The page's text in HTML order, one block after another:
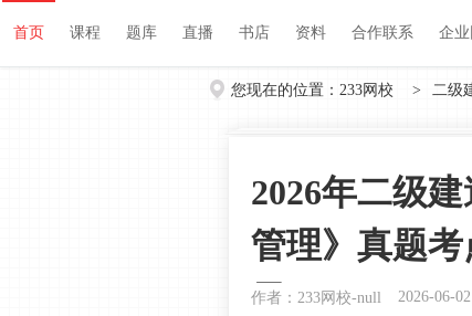
首页 课程 题库 直播 书店 资料 合作联系 企
首页 课程 题库 直播 书店 资
您现在的位置： 233网校 > 二级
2026年二级
管理》真题
日）
作者：233网校-null 2026-06-